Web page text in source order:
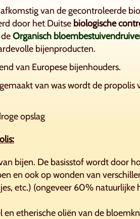
van de gecontroleerde
door het Duitse biologische
Organisch
bijenproducten.
van Europese bijenhouders.
van was wordt de propolis
opslag
bijen. De basisstof wordt door
en ook op wonden van
etc.) (ongeveer 60% natuurlijke
etherische oliën van de